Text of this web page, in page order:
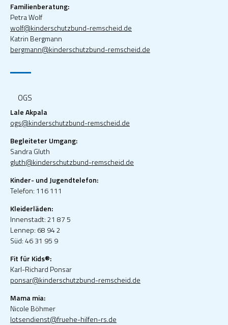
Familienberatung:
Petra Wolf
wolf@kinderschutzbund-remscheid.de
Katrin Bergmann
bergmann@kinderschutzbund-remscheid.de
OGS
Lale Akpala
ogs@kinderschutzbund-remscheid.de
Begleiteter Umgang:
Sandra Gluth
gluth@kinderschutzbund-remscheid.de
Kinder- und Jugendtelefon:
Telefon: 116 111
Kleiderläden:
Innenstadt: 21 87 5
Lennep: 68 94 2
Süd: 46 31 95 9
Fit für Kids®:
Karl-Richard Ponsar
ponsar@kinderschutzbund-remscheid.de
Mama mia:
Nicole Böhmer
lotsendienst@fruehe-hilfen-rs.de